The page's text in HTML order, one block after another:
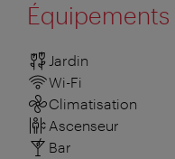
Équipements
Jardin
Wi-Fi
Climatisation
Ascenseur
Bar